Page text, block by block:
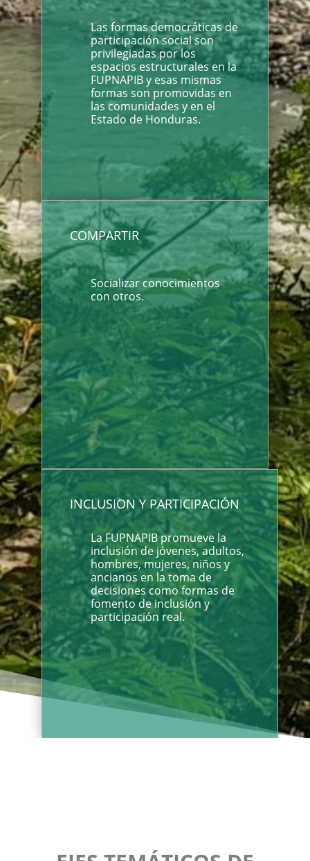
Las formas democráticas de
participación social son
privilegiadas por los
espacios estructurales en la
FUPNAPIB y esas mismas
formas son promovidas en
las comunidades y en el
Estado de Honduras.
COMPARTIR
Socializar conocimientos
con otros.
INCLUSION Y PARTICIPACIÓN
La FUPNAPIB promueve la
inclusión de jóvenes, adultos,
hombres, mujeres, niños y
ancianos en la toma de
decisiones como formas de
fomento de inclusión y
participación real.